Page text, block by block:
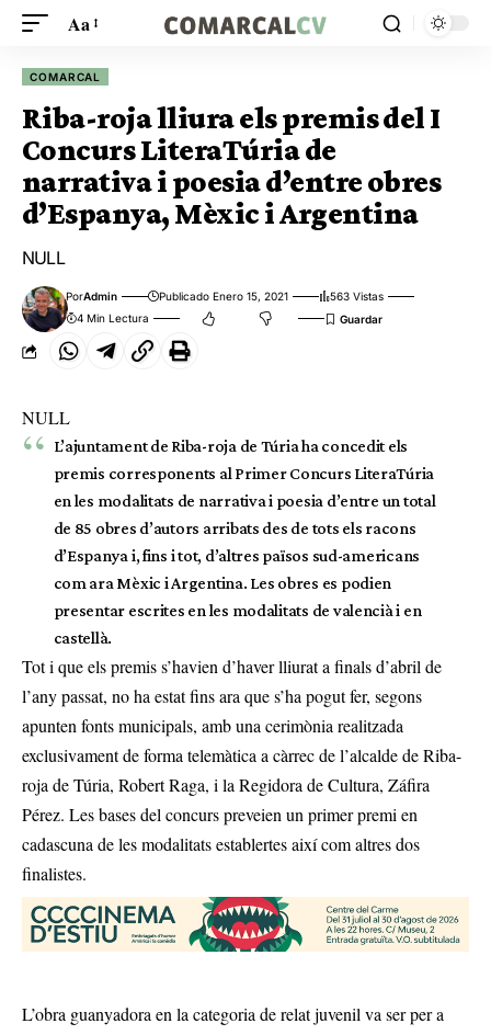
Aa
COMARCAL
Riba-roja lliura els premis del I
Concurs LiteraTúria de
narrativa i poesia d’entre obres
d’Espanya, Mèxic i Argentina
NULL
PorAdmin Publicado Enero 15, 2021
563 Vistas
4 Min Lectura
NULL
L’ajuntament de Riba-roja de Túria ha concedit els
premis corresponents al Primer Concurs LiteraTúria
en les modalitats de narrativa i poesia d’entre un total
de 85 obres d’autors arribats des de tots els racons
d’Espanya i, fins i tot, d’altres països sud-americans
com ara Mèxic i Argentina. Les obres es podien
presentar escrites en les modalitats de valencià i en
castellà.
Tot i que els premis s’havien d’haver lliurat a finals d’abril de
l’any passat, no ha estat fins ara que s’ha pogut fer, segons
apunten fonts municipals, amb una cerimònia realitzada
exclusivament de forma telemàtica a càrrec de l’alcalde de Riba-
roja de Túria, Robert Raga, i la Regidora de Cultura, Záfira
Pérez. Les bases del concurs preveien un primer premi en
cadascuna de les modalitats establertes així com altres dos
finalistes.
L’obra guanyadora en la categoria de relat juvenil va ser per a